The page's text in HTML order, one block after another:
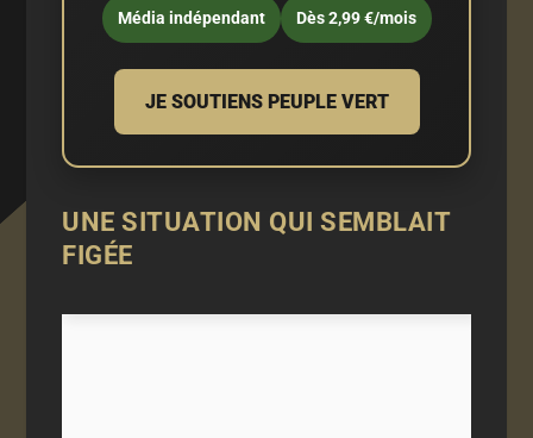
Média indépendant Dès 2,99 €/mois
JE SOUTIENS PEUPLE VERT
UNE SITUATION QUI SEMBLAIT
FIGÉE